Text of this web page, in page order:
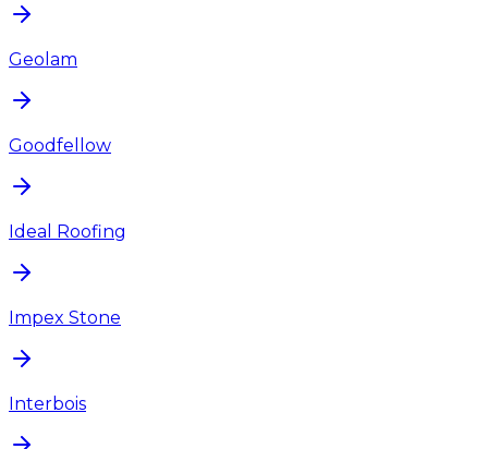
Geolam
Goodfellow
Ideal Roofing
Impex Stone
Interbois